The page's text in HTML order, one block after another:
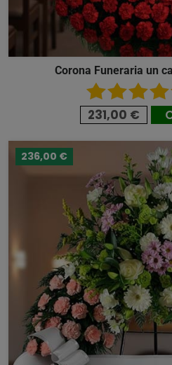
Corona Funeraria un
231,00 €
236,00 €